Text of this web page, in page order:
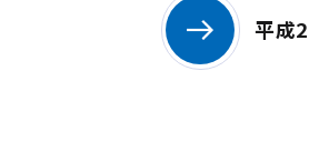
平成